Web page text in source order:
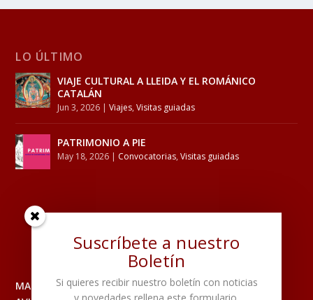
LO ÚLTIMO
VIAJE CULTURAL A LLEIDA Y EL ROMÁNICO
CATALÁN
Jun 3, 2026 |Viajes,Visitas guiadas
PATRIMONIO A PIE
May 18, 2026 | Convocatorias,Visitas guiadas
MAPA DEL SITIO
Suscríbete a nuestro
Boletín
Si quieres recibir nuestro boletín con noticias